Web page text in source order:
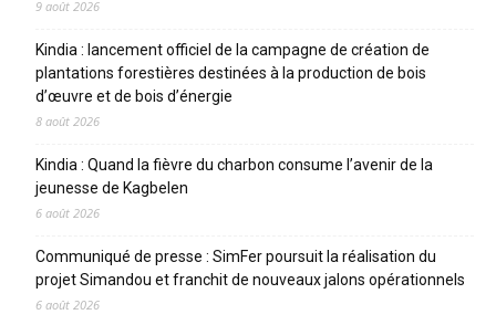
9 août 2026
Kindia : lancement officiel de la campagne de création de
plantations forestières destinées à la production de bois
d’œuvre et de bois d’énergie
8 août 2026
Kindia : Quand la fièvre du charbon consume l’avenir de la
jeunesse de Kagbelen
6 août 2026
Communiqué de presse : SimFer poursuit la réalisation du
projet Simandou et franchit de nouveaux jalons opérationnels
6 août 2026